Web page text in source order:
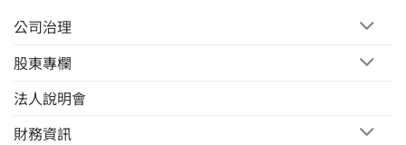
公司治理
股東專欄
法人說明會
財務資訊